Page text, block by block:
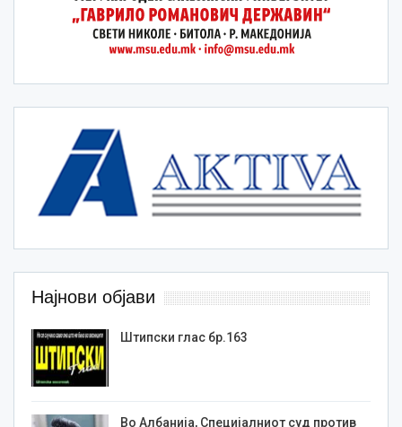
Најнови објави
Штипски глас бр.163
Во Албанија, Специјалниот суд против